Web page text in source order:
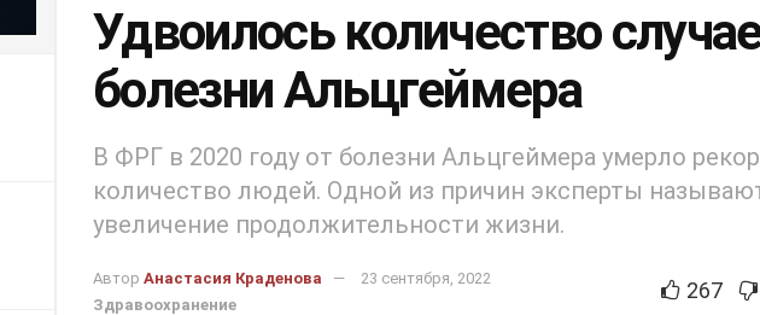
Удвоилось количество
болезни Альцгеймера
В ФРГ в 2020 году от болезни Альцгеймера умерло
количество людей. Одной из причин эксперты
увеличение продолжительности жизни.
Автор Анастасия Краденова
23 сентября, 2022
Здравоохранение
267